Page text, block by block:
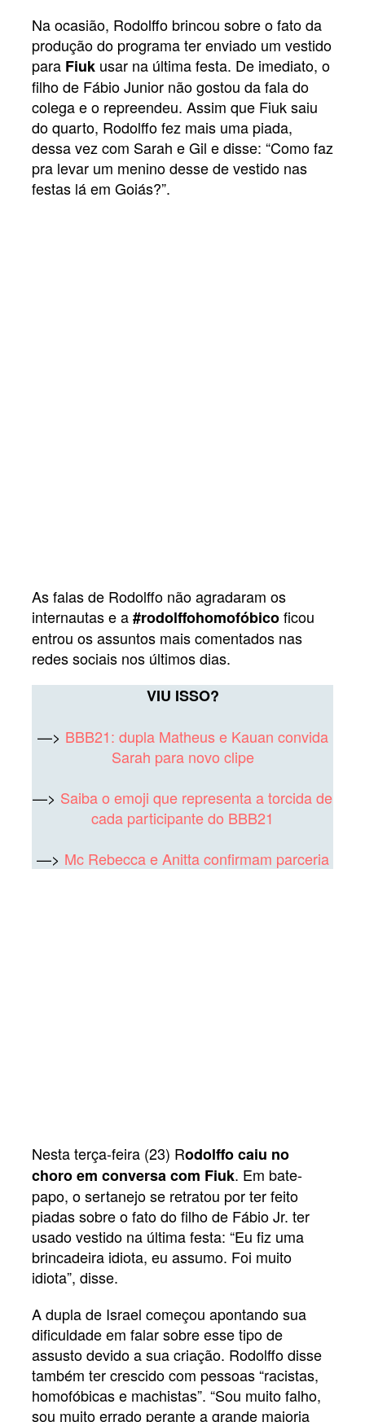
Na ocasião, Rodolffo brincou sobre o fato da
produção do programa ter enviado um vestido
para Fiuk usar na última festa. De imediato, o
filho de Fábio Junior não gostou da fala do
colega e o repreendeu. Assim que Fiuk saiu
do quarto, Rodolffo fez mais uma piada,
dessa vez com Sarah e Gil e disse: “Como faz
pra levar um menino desse de vestido nas
festas lá em Goiás?”.
As falas de Rodolffo não agradaram os
internautas e a#rodolffohomofóbicoficou
entrou os assuntos mais comentados nas
redes sociais nos últimos dias.
VIU ISSO?
—> BBB21: dupla Matheus e Kauan convida
Sarah para novo clipe
—> Saiba o emoji que representa a torcida de
cada participante do BBB21
—> Mc Rebecca e Anitta confirmam parceria
Nesta terça-feira (23) Rodolffo caiu no
choro em conversa com Fiuk. Em bate-
papo, o sertanejo se retratou por ter feito
piadas sobre o fato do filho de Fábio Jr. ter
usado vestido na última festa: “Eu fiz uma
brincadeira idiota, eu assumo. Foi muito
idiota”, disse.
A dupla de Israel começou apontando sua
dificuldade em falar sobre esse tipo de
assusto devido a sua criação. Rodolffo disse
também ter crescido com pessoas “racistas,
homofóbicas e machistas”. “Sou muito falho,
sou muito errado perante a grande maioria